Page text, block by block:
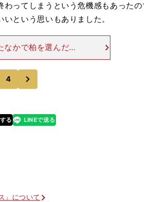
ってしまうという危機感もあったの
という思いもありました。
かで柏を選んだの
えているような状況
うえで、J1で活躍す
4
る
line LINEで送る
」について